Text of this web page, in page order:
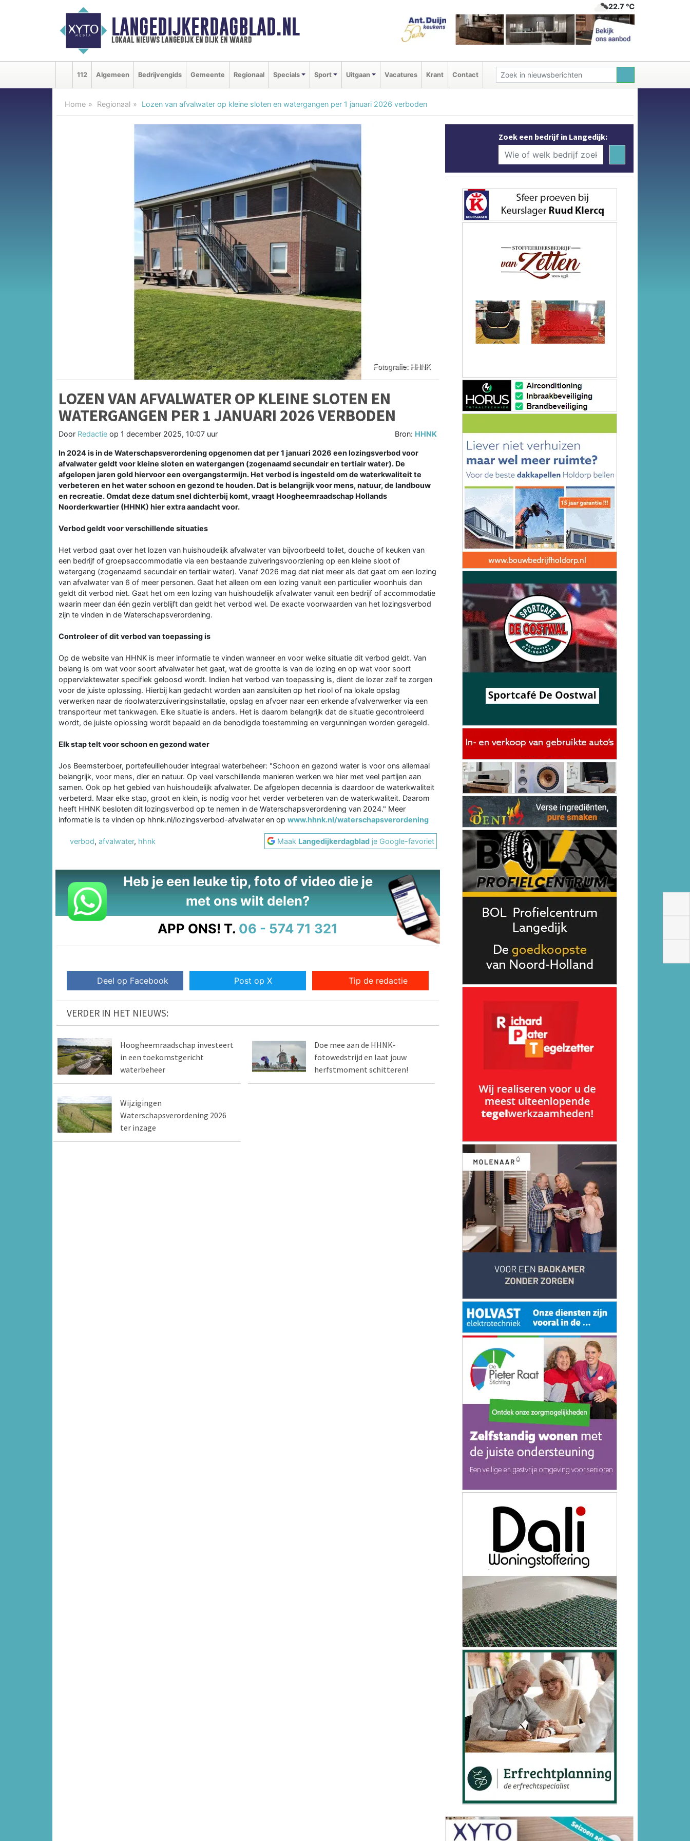
LANGEDIJKERDAGBLAD.NL
lokaal nieuws langedijk en dijk en waard
22.7 ℃
112 Algemeen Bedrijvengids Gemeente Regionaal Specials Sport Uitgaan Vacatures Krant Contact
Home Regionaal Lozen van afvalwater op kleine sloten en watergangen per 1 januari 2026 verboden
LOZEN VAN AFVALWATER OP KLEINE SLOTEN EN
WATERGANGEN PER 1 JANUARI 2026 VERBODEN
Door Redactie op 1 december 2025, 10:07 uur Bron: HHNK
In 2024 is in de Waterschapsverordening opgenomen dat per 1 januari 2026 een lozingsverbod voor
afvalwater geldt voor kleine sloten en watergangen (zogenaamd secundair en tertiair water). De
afgelopen jaren gold hiervoor een overgangstermijn. Het verbod is ingesteld om de waterkwaliteit te
verbeteren en het water schoon en gezond te houden. Dat is belangrijk voor mens, natuur, de landbouw
en recreatie. Omdat deze datum snel dichterbij komt, vraagt Hoogheemraadschap Hollands
Noorderkwartier (HHNK) hier extra aandacht voor.
Verbod geldt voor verschillende situaties
Het verbod gaat over het lozen van huishoudelijk afvalwater van bijvoorbeeld toilet, douche of keuken van
een bedrijf of groepsaccommodatie via een bestaande zuiveringsvoorziening op een kleine sloot of
watergang (zogenaamd secundair en tertiair water). Vanaf 2026 mag dat niet meer als dat gaat om een lozing
van afvalwater van 6 of meer personen. Gaat het alleen om een lozing vanuit een particulier woonhuis dan
geldt dit verbod niet. Gaat het om een lozing van huishoudelijk afvalwater vanuit een bedrijf of accommodatie
waarin meer dan één gezin verblijft dan geldt het verbod wel. De exacte voorwaarden van het lozingsverbod
zijn te vinden in de Waterschapsverordening.
Controleer of dit verbod van toepassing is
Op de website van HHNK is meer informatie te vinden wanneer en voor welke situatie dit verbod geldt. Van
belang is om wat voor soort afvalwater het gaat, wat de grootte is van de lozing en op wat voor soort
oppervlaktewater specifiek geloosd wordt. Indien het verbod van toepassing is, dient de lozer zelf te zorgen
voor de juiste oplossing. Hierbij kan gedacht worden aan aansluiten op het riool of na lokale opslag
verwerken naar de rioolwaterzuiveringsinstallatie, opslag en afvoer naar een erkende afvalverwerker via een
transporteur met tankwagen. Elke situatie is anders. Het is daarom belangrijk dat de situatie gecontroleerd
wordt, de juiste oplossing wordt bepaald en de benodigde toestemming en vergunningen worden geregeld.
Elk stap telt voor schoon en gezond water
Jos Beemsterboer, portefeuillehouder integraal waterbeheer: "Schoon en gezond water is voor ons allemaal
belangrijk, voor mens, dier en natuur. Op veel verschillende manieren werken we hier met veel partijen aan
samen. Ook op het gebied van huishoudelijk afvalwater. De afgelopen decennia is daardoor de waterkwaliteit
verbeterd. Maar elke stap, groot en klein, is nodig voor het verder verbeteren van de waterkwaliteit. Daarom
heeft HHNK besloten dit lozingsverbod op te nemen in de Waterschapsverordening van 2024." Meer
informatie is te vinden op hhnk.nl/lozingsverbod-afvalwater en op www.hhnk.nl/waterschapsverordening
verbod, afvalwater, hhnk Maak Langedijkerdagblad je Google-favoriet
Heb je een leuke tip, foto of video die je
met ons wilt delen?
APP ONS! T. 06 - 574 71 321
Deel op Facebook Post op X Tip de redactie
VERDER IN HET NIEUWS:
Hoogheemraadschap investeert
in een toekomstgericht
waterbeheer
Doe mee aan de HHNK-
fotowedstrijd en laat jouw
herfstmoment schitteren!
Wijzigingen
Waterschapsverordening 2026
ter inzage
Zoek een bedrijf in Langedijk: